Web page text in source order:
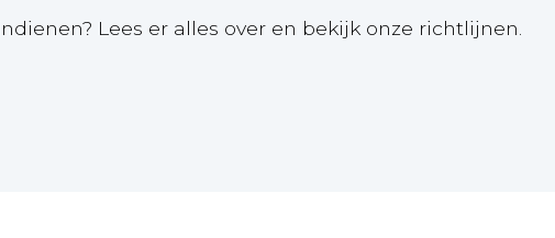
Lees er alles over en bekijk onze richtlijnen.